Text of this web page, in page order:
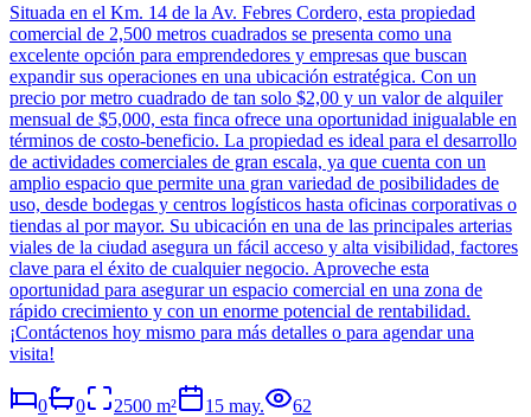
Situada en el Km. 14 de la Av. Febres Cordero, esta propiedad
comercial de 2,500 metros cuadrados se presenta como una
excelente opción para emprendedores y empresas que buscan
expandir sus operaciones en una ubicación estratégica. Con un
precio por metro cuadrado de tan solo $2,00 y un valor de alquiler
mensual de $5,000, esta finca ofrece una oportunidad inigualable en
términos de costo-beneficio. La propiedad es ideal para el desarrollo
de actividades comerciales de gran escala, ya que cuenta con un
amplio espacio que permite una gran variedad de posibilidades de
uso, desde bodegas y centros logísticos hasta oficinas corporativas o
tiendas al por mayor. Su ubicación en una de las principales arterias
viales de la ciudad asegura un fácil acceso y alta visibilidad, factores
clave para el éxito de cualquier negocio. Aproveche esta
oportunidad para asegurar un espacio comercial en una zona de
rápido crecimiento y con un enorme potencial de rentabilidad.
¡Contáctenos hoy mismo para más detalles o para agendar una
visita!
0 0 2500 m² 15 may. 62